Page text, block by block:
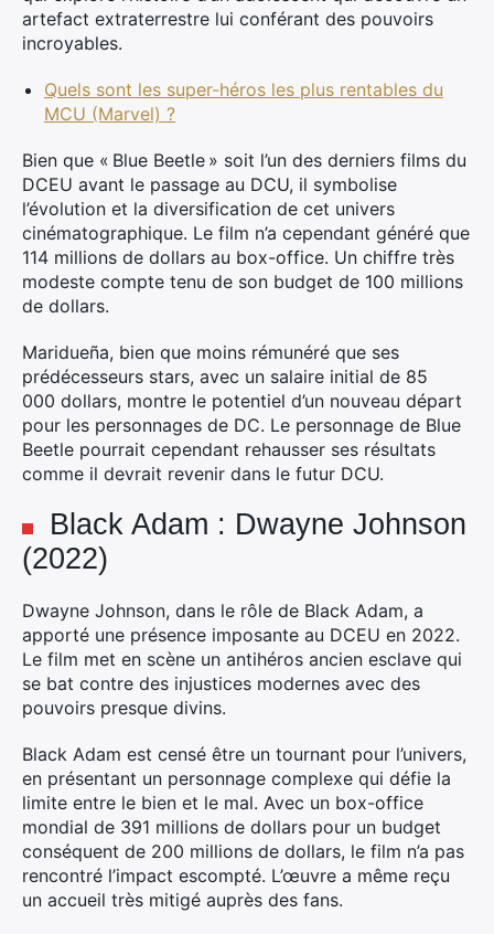
artefact extraterrestre lui conférant des pouvoirs
incroyables.
Quels sont les super-héros les plus rentables du
MCU (Marvel) ?
Bien que « Blue Beetle » soit l’un des derniers films du
DCEU avant le passage au DCU, il symbolise
l’évolution et la diversification de cet univers
cinématographique. Le film n’a cependant généré que
114 millions de dollars au box-office. Un chiffre très
modeste compte tenu de son budget de 100 millions
de dollars.
Maridueña, bien que moins rémunéré que ses
prédécesseurs stars, avec un salaire initial de 85
000 dollars, montre le potentiel d’un nouveau départ
pour les personnages de DC. Le personnage de Blue
Beetle pourrait cependant rehausser ses résultats
comme il devrait revenir dans le futur DCU.
Black Adam : Dwayne Johnson
(2022)
Dwayne Johnson, dans le rôle de Black Adam, a
apporté une présence imposante au DCEU en 2022.
Le film met en scène un antihéros ancien esclave qui
se bat contre des injustices modernes avec des
pouvoirs presque divins.
Black Adam est censé être un tournant pour l’univers,
en présentant un personnage complexe qui défie la
limite entre le bien et le mal. Avec un box-office
mondial de 391 millions de dollars pour un budget
conséquent de 200 millions de dollars, le film n’a pas
rencontré l’impact escompté. L’œuvre a même reçu
un accueil très mitigé auprès des fans.